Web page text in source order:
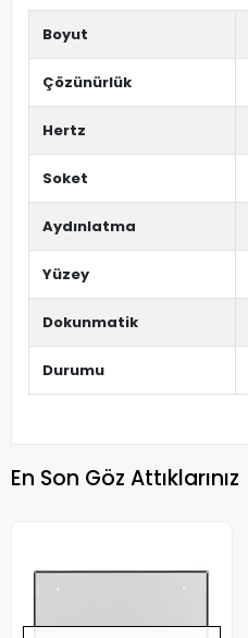
Boyut
Çözünürlük
Hertz
Soket
Aydınlatma
Yüzey
Dokunmatik
Durumu
En Son Göz Attıklarınız